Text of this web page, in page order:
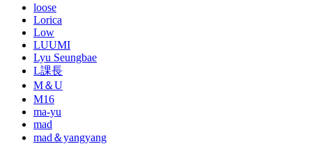
loose
Lorica
Low
LUUMI
Lyu Seungbae
L課長
M＆U
M16
ma-yu
mad
mad＆yangyang